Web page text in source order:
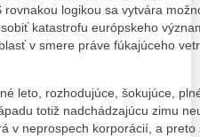
logikou sa vytvára
katastrofu európskeho
v smere práve fúkajúceho
leto, rozhodujúce, šokujúce,
totiž nadchádzajúcu zimu
v neprospech korporácií, a